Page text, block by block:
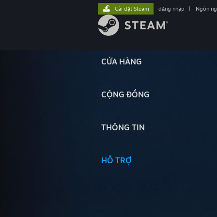
CỬA HÀNG
CỘNG ĐỒNG
THÔNG TIN
HỖ TRỢ
Cài đặt Steam đăng nhập Ngôn